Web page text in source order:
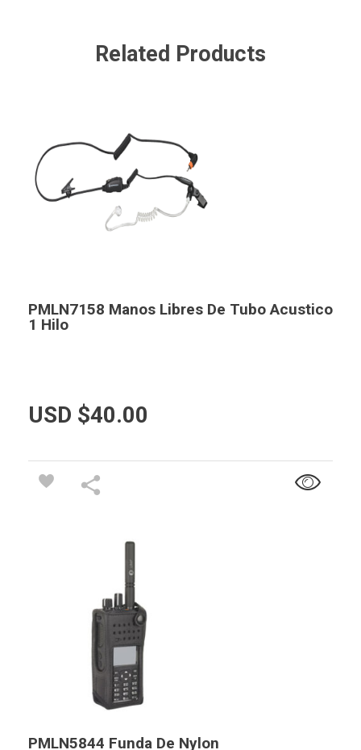
Related Products
PMLN7158 Manos Libres De Tubo Acustico
1 Hilo
USD $40.00
PMLN5844 Funda De Nylon